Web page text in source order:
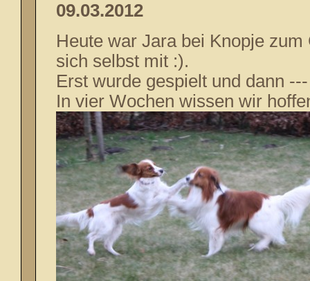
09.03.2012
Heute war Jara bei Knopje
sich selbst mit :).
Erst wurde gespielt und dann
In vier Wochen wissen wir